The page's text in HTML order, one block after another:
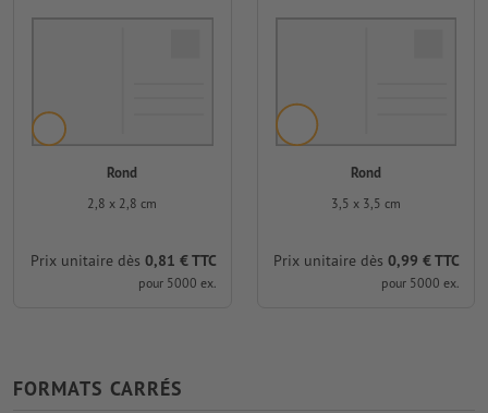
Rond
2,8 x 2,8 cm
Prix unitaire dès 0,81 € TTC
pour 5000 ex.
Rond
3,5 x 3,5 cm
Prix unitaire dès 0,99 € TTC
pour 5000 ex.
FORMATS CARRÉS